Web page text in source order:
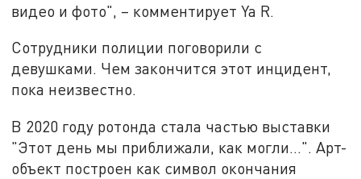
видео и фото", – комментирует Ya R.
Сотрудники полиции поговорили с
девушками. Чем закончится этот инцидент,
пока неизвестно.
В 2020 году ротонда стала частью выставки
"Этот день мы приближали, как могли...". Арт-
объект построен как символ окончания